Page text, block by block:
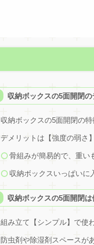
収納ボックスの5面開閉
収納ボックスの5面開閉の
デメリットは【強度の弱さ
骨組みが簡易的で、重い
収納ボックスいっぱいに
収納ボックスの5面開閉
組み立て【シンプル】で使
防虫剤や除湿剤スペースが